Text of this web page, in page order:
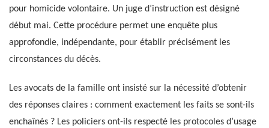
pour homicide volontaire. Un juge d’instruction est désigné
début mai. Cette procédure permet une enquête plus
approfondie, indépendante, pour établir précisément les
circonstances du décès.
Les avocats de la famille ont insisté sur la nécessité d’obtenir
des réponses claires : comment exactement les faits se sont-ils
enchaînés ? Les policiers ont-ils respecté les protocoles d’usage